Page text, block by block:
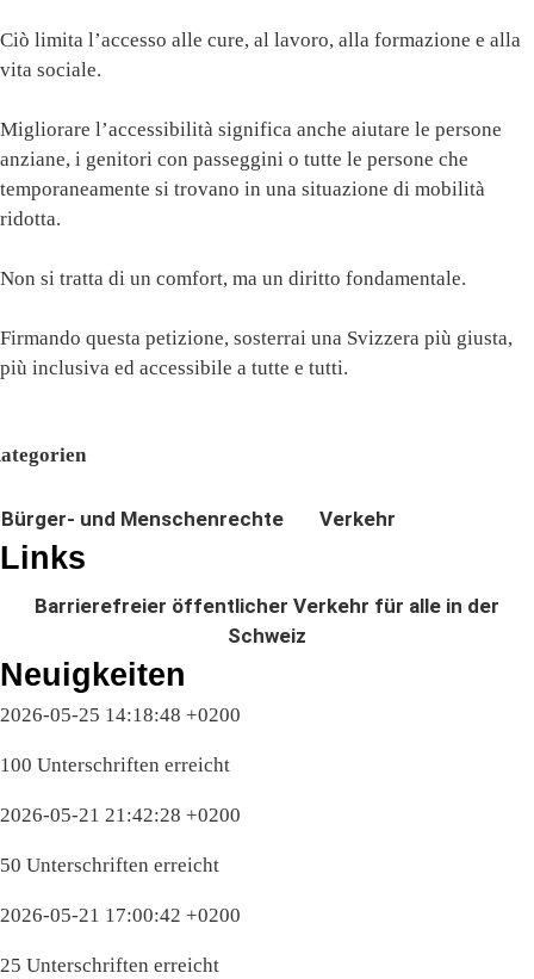
Ciò limita l’accesso alle cure, al lavoro, alla formazione e alla
vita sociale.
Migliorare l’accessibilità significa anche aiutare le persone
anziane, i genitori con passeggini o tutte le persone che
temporaneamente si trovano in una situazione di mobilità
ridotta.
Non si tratta di un comfort, ma un diritto fondamentale.
Firmando questa petizione, sosterrai una Svizzera più giusta,
più inclusiva ed accessibile a tutte e tutti.
Bürger- und Menschenrechte Verkehr
Links
Barrierefreier öffentlicher Verkehr für alle in der
Schweiz
Neuigkeiten
2026-05-25 14:18:48 +0200
100 Unterschriften erreicht
2026-05-21 21:42:28 +0200
50 Unterschriften erreicht
2026-05-21 17:00:42 +0200
25 Unterschriften erreicht